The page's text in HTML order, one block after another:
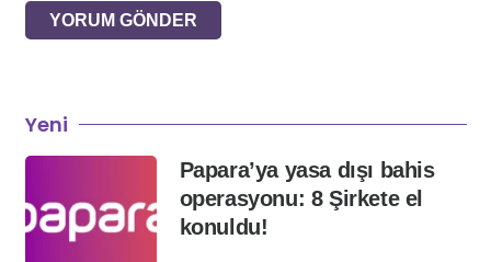
YORUM GÖNDER
Yeni
Papara’ya yasa dışı bahis
operasyonu: 8 Şirkete el
konuldu!